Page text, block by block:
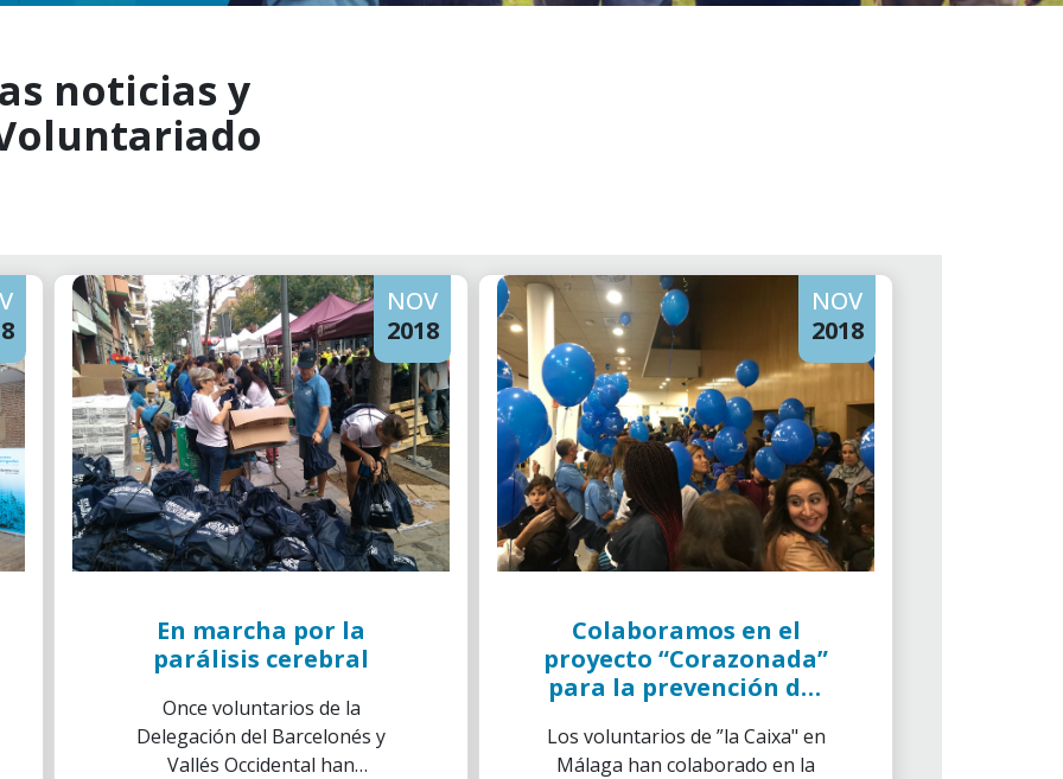
noticias y
NOV
2018
En marcha por la
parálisis cerebral
Once voluntarios de la
Delegación del Barcelonés y
Vallés Occidental han
NOV
2018
Colaboramos en el
proyecto “Corazonada”
para la prevención del
Los voluntarios de ”la Caixa" en
Málaga han colaborado en la